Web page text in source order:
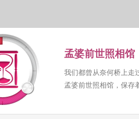
孟婆前世照相馆
我们都曾从奈何桥上走
孟婆前世照相馆，保存